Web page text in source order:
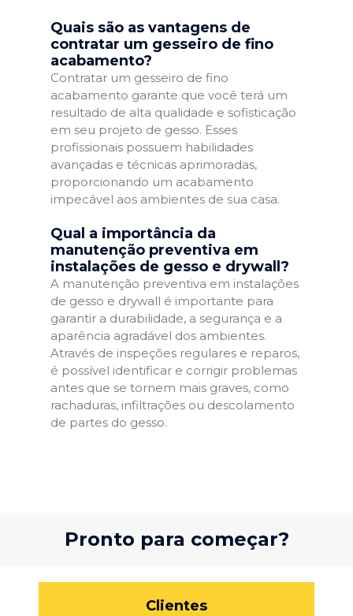
Quais são as vantagens de
contratar um gesseiro de fino
acabamento?
Contratar um gesseiro de fino
acabamento garante que você terá um
resultado de alta qualidade e sofisticação
em seu projeto de gesso. Esses
profissionais possuem habilidades
avançadas e técnicas aprimoradas,
proporcionando um acabamento
impecável aos ambientes de sua casa.
Qual a importância da
manutenção preventiva em
instalações de gesso e drywall?
A manutenção preventiva em instalações
de gesso e drywall é importante para
garantir a durabilidade, a segurança e a
aparência agradável dos ambientes.
Através de inspeções regulares e reparos,
é possível identificar e corrigir problemas
antes que se tornem mais graves, como
rachaduras, infiltrações ou descolamento
de partes do gesso.
Pronto para começar?
Clientes